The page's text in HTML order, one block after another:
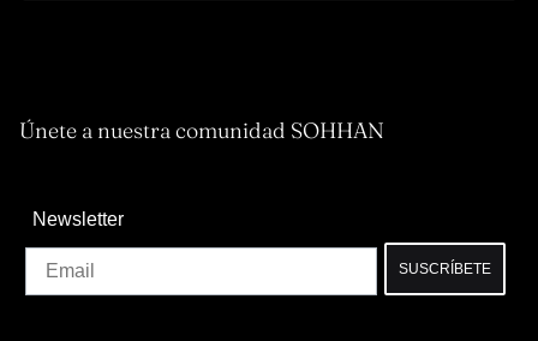
Únete a nuestra comunidad SOHHAN
Newsletter
SUSCRÍBETE